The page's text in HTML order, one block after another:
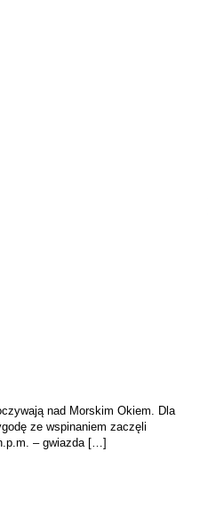
nad Morskim Okiem. Dla
ze wspinaniem zaczęli
– gwiazda […]